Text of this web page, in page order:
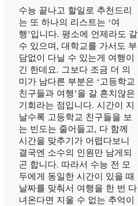
수능 끝나고 할일로 추천드리
는 또 하나의 리스트는 ‘여
행’입니다. 평소에 언제라도 갈
수 있으며, 대학교를 가서도 부
담없이 다닐 수 있는게 여행이
긴 한데요. 그보다 조금 더 의
미가 남다른 부분은 ‘고등학교
친구들과 여행’을 갈 흔치않은
기회라는 점입니다. 시간이 지
날수록 고등학교 친구들을 보
는 빈도는 줄어들고, 다 함께
시간을 맞추기가 어렵다보니
결국엔 소수의 인원만 남게되
곤 합니다. 따라서 수능 전 모
두에게 동일한 시간이 있을 때
날짜를 맞춰서 여행을 한 번 다
녀온다면 지울 수 없는 추억이